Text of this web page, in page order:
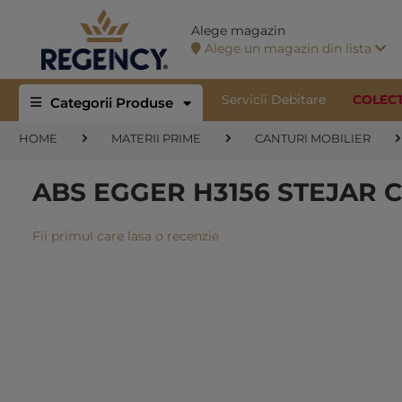
Alege magazin
Alege un magazin din lista
Categorii Produse Servicii Debitare
HOME MATERII PRIME CANTURI MOBILIER
ABS EGGER H3156 STEJAR
Fii primul care lasa o recenzie